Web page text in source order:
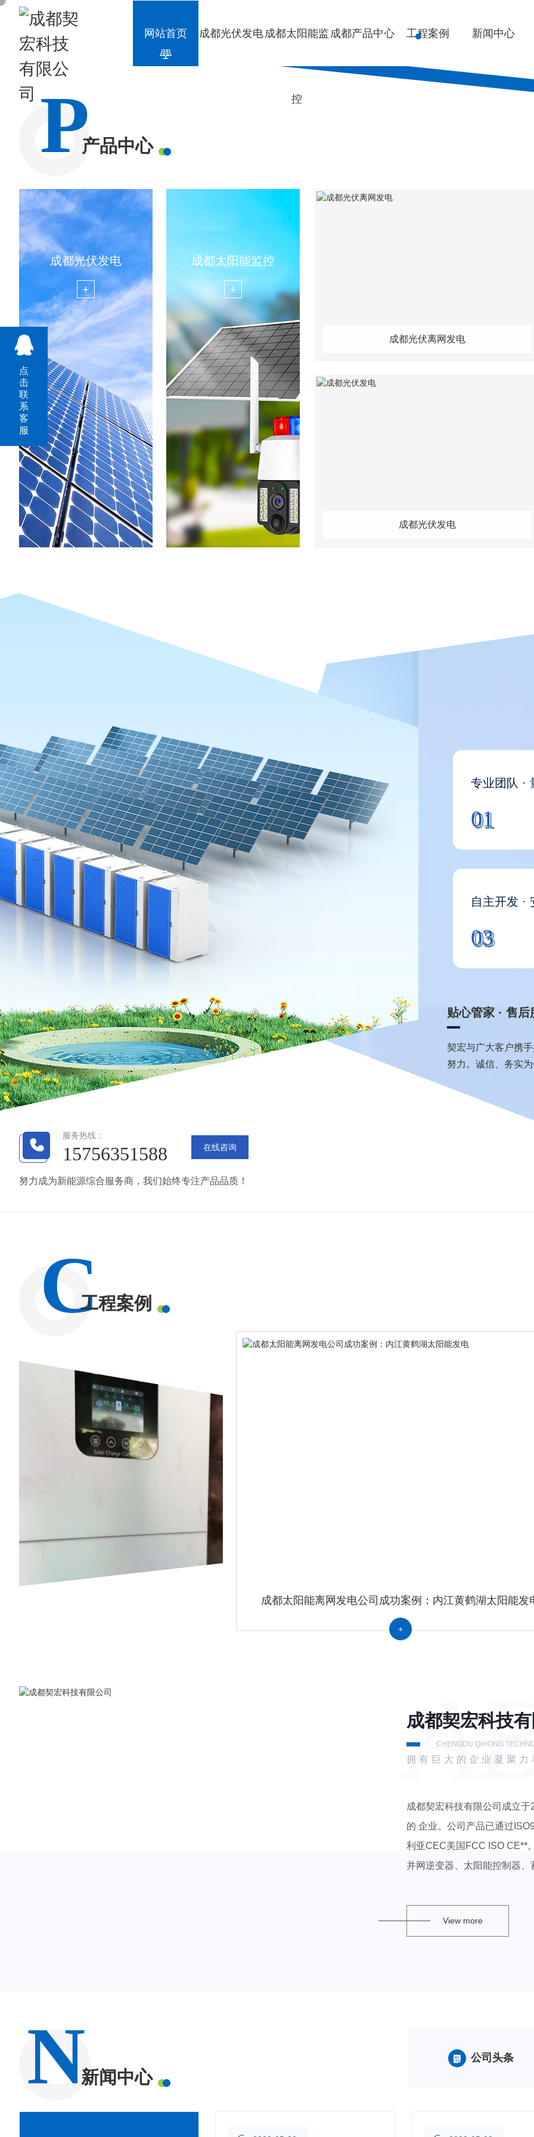
网站首页 成都光伏发电成都太阳能监
控
成都产品中心 工程案例 新闻中心
P产品中心
成都光伏发电
+
成都太阳能监控
+
成都光伏离网发电
成都光伏发电
专业团队 ·
01
01
自主开发 ·
03
03
专业团队 · 量身
长年承接光伏发电
工，安装服务，是
服务热线：
15756351588 在线咨询
努力成为新能源综合服务商，我们始终专注产品品质！
C工程案例
成都太阳能离网发电公司成功案例：内江黄鹤湖太阳能发
+
成都契宏科技
CHENGDU QIHONG
拥有巨大的企业凝聚
成都契宏科技有限公司成立
的 企业。公司产品已通过
利亚CEC美国FCC ISO CE**
并网逆变器、太阳能控制器
务赢得了…
View more
N新闻中心
公司头条
点
击
联
系
客
服